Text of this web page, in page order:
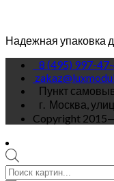
Надежная упаковка
8 (495) 997-
Пункт
г. Москва,
Copyright
Поиск